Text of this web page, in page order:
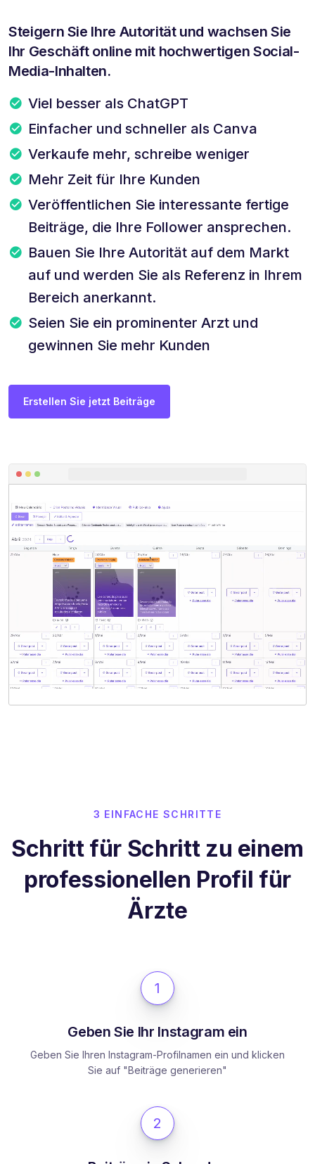
Steigern Sie Ihre Autorität und wachsen Sie
Ihr Geschäft online mit hochwertigen Social-
Media-Inhalten.
Viel besser als ChatGPT
Einfacher und schneller als Canva
Verkaufe mehr, schreibe weniger
Mehr Zeit für Ihre Kunden
Veröffentlichen Sie interessante fertige
Beiträge, die Ihre Follower ansprechen.
Bauen Sie Ihre Autorität auf dem Markt
auf und werden Sie als Referenz in Ihrem
Bereich anerkannt.
Seien Sie ein prominenter Arzt und
gewinnen Sie mehr Kunden
Erstellen Sie jetzt Beiträge
3 EINFACHE SCHRITTE
Schritt für Schritt zu einem
professionellen Profil für
Ärzte
1
Geben Sie Ihr Instagram ein
Geben Sie Ihren Instagram-Profilnamen ein und klicken
Sie auf "Beiträge generieren"
2